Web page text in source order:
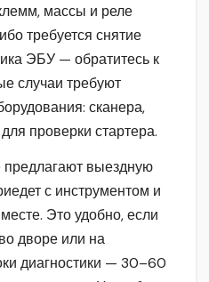
массы и реле
требуется снятие
ЭБУ — обратитесь к
случаи требуют
сканера,
проверки стартера.
выездную
с инструментом и
Это удобно, если
дворе или на
диагностики — 30–60